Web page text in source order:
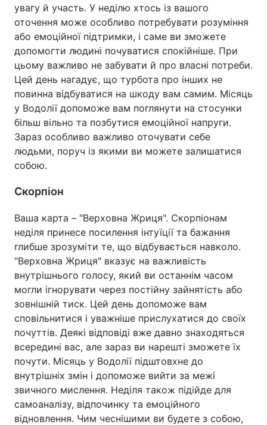
увагу й участь. У неділю хтось із вашого
оточення може особливо потребувати розуміння
або емоційної підтримки, і саме ви зможете
допомогти людині почуватися спокійніше. При
цьому важливо не забувати й про власні потреби.
Цей день нагадує, що турбота про інших не
повинна відбуватися на шкоду вам самим. Місяць
у Водолії допоможе вам поглянути на стосунки
більш вільно та позбутися емоційної напруги.
Зараз особливо важливо оточувати себе
людьми, поруч із якими ви можете залишатися
собою.
Скорпіон
Ваша карта – "Верховна Жриця". Скорпіонам
неділя принесе посилення інтуїції та бажання
глибше зрозуміти те, що відбувається навколо.
"Верховна Жриця" вказує на важливість
внутрішнього голосу, який ви останнім часом
могли ігнорувати через постійну зайнятість або
зовнішній тиск. Цей день допоможе вам
сповільнитися і уважніше прислухатися до своїх
почуттів. Деякі відповіді вже давно знаходяться
всередині вас, але зараз ви нарешті зможете їх
почути. Місяць у Водолії підштовхне до
внутрішніх змін і допоможе вийти за межі
звичного мислення. Неділя також підійде для
самоаналізу, відпочинку та емоційного
відновлення. Чим чеснішими ви будете з собою,